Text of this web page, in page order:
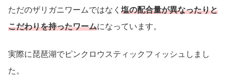
ただのザリガニワームではなく 塩の配合量が異なったりと
こだわりを持ったワームになっています。
実際に琵琶湖でピンクロウスティックフィッシュしまし
た。